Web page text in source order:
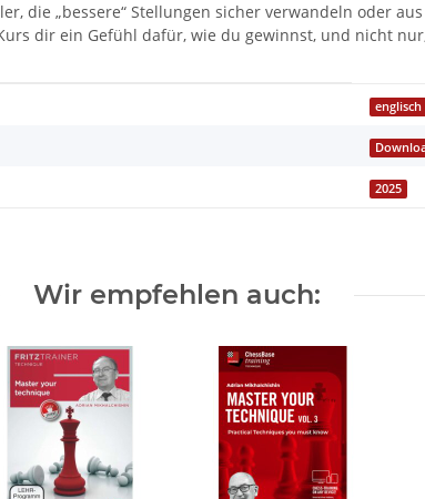
die „bessere“ Stellungen sicher verwandeln oder
dir ein Gefühl dafür, wie du gewinnst, und nicht
englisch
2025
Wir empfehlen auch: